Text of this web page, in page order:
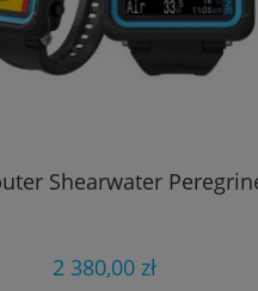
Shearwater
2 380,00 zł